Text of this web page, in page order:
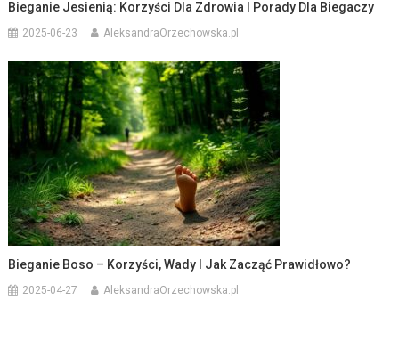
Bieganie Jesienią: Korzyści Dla Zdrowia I Porady Dla Biegaczy
2025-06-23 AleksandraOrzechowska.pl
Bieganie Boso – Korzyści, Wady I Jak Zacząć Prawidłowo?
2025-04-27 AleksandraOrzechowska.pl